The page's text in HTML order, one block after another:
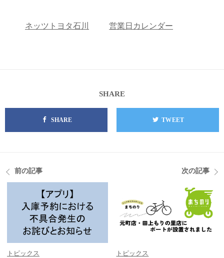
ネッツトヨタ石川 営業日カレンダー
SHARE
SHARE TWEET
前の記事
トピックス
次の記事
トピックス